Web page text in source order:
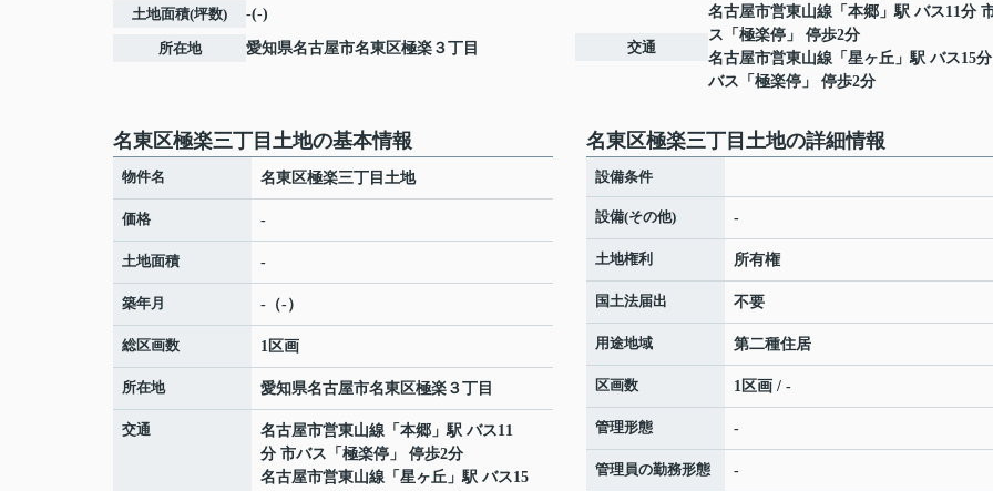
土地面積(坪数) -(-)
所在地 愛知県名古屋市名東区極楽 ３丁目 交通
名古屋市営東山線 「 本郷 」駅 バス11分
ス「極楽停」 停歩2分
名古屋市営東山線 「 星ヶ丘 」駅 バス15
バス「極楽停」 停歩2分
名東区極楽三丁目土地の基本情報
物件名 名東区極楽三丁目土地
価格 -
土地面積 -
築年月 -（-）
総区画数 1区画
所在地 愛知県名古屋市名東区極楽 ３丁目
交通 名古屋市営東山線 「 本郷 」駅 バス11
分 市バス「極楽停」 停歩2分
名古屋市営東山線 「 星ヶ丘 」駅 バス15
名東区極楽三丁目土地の詳細情報
設備条件
設備(その他) -
土地権利 所有権
国土法届出 不要
用途地域 第二種住居
区画数 1区画 / -
管理形態 -
管理員の勤務形態 -